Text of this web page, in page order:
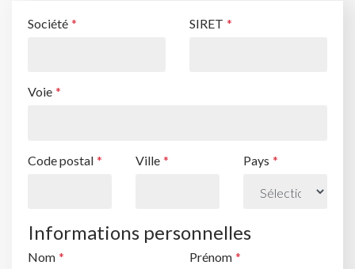
Société SIRET
Voie
Code postal Ville Pays
Informations personnelles
Nom Prénom